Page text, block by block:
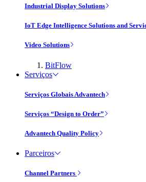
Industrial Display Solutions
IoT Edge Intelligence Solutions and
Video Solutions
BitFlow
Serviços
Serviços Globais Advantech
Serviços “Design to Order”
Advantech Quality Policy
Parceiros
Channel Partners